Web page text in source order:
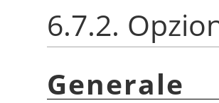
6.7.2.
Generale